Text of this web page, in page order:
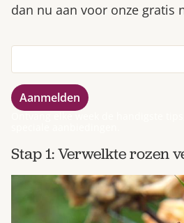
dan nu aan voor onze gratis
Stap 1: Verwelkte rozen